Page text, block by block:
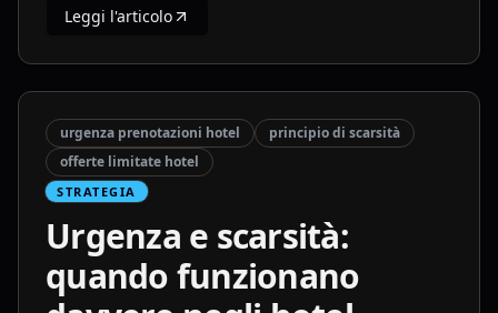
Leggi l'articolo
urgenza prenotazioni hotel
principio di scarsità
offerte limitate hotel
STRATEGIA
Urgenza e scarsità:
quando funzionano